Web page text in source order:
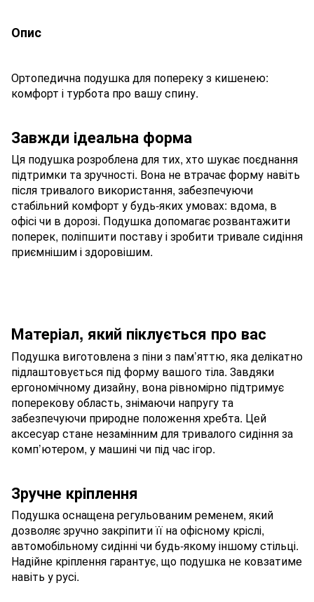
Опис
Ортопедична подушка для попереку з кишенею:
комфорт і турбота про вашу спину.
Завжди ідеальна форма
Ця подушка розроблена для тих, хто шукає поєднання
підтримки та зручності. Вона не втрачає форму навіть
після тривалого використання, забезпечуючи
стабільний комфорт у будь-яких умовах: вдома, в
офісі чи в дорозі. Подушка допомагає розвантажити
поперек, поліпшити поставу і зробити тривале сидіння
приємнішим і здоровішим.
Матеріал, який піклується про вас
Подушка виготовлена з піни з пам’яттю, яка делікатно
підлаштовується під форму вашого тіла. Завдяки
ергономічному дизайну, вона рівномірно підтримує
поперекову область, знімаючи напругу та
забезпечуючи природне положення хребта. Цей
аксесуар стане незамінним для тривалого сидіння за
комп’ютером, у машині чи під час ігор.
Зручне кріплення
Подушка оснащена регульованим ременем, який
дозволяє зручно закріпити її на офісному кріслі,
автомобільному сидінні чи будь-якому іншому стільці.
Надійне кріплення гарантує, що подушка не ковзатиме
навіть у русі.